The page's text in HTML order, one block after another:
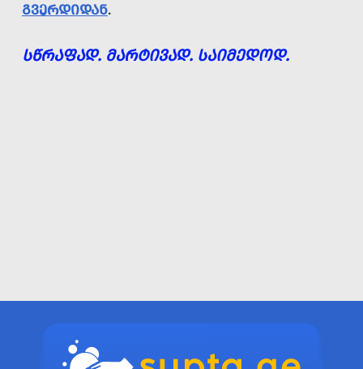
ᲒᲕᲔᲠᲓᲘᲓᲐᲜ.
ᲡᲬᲠᲐᲤᲐᲓ. ᲛᲐᲠᲢᲘᲕᲐᲓ. ᲡᲐᲘᲛᲔᲓᲝᲓ.